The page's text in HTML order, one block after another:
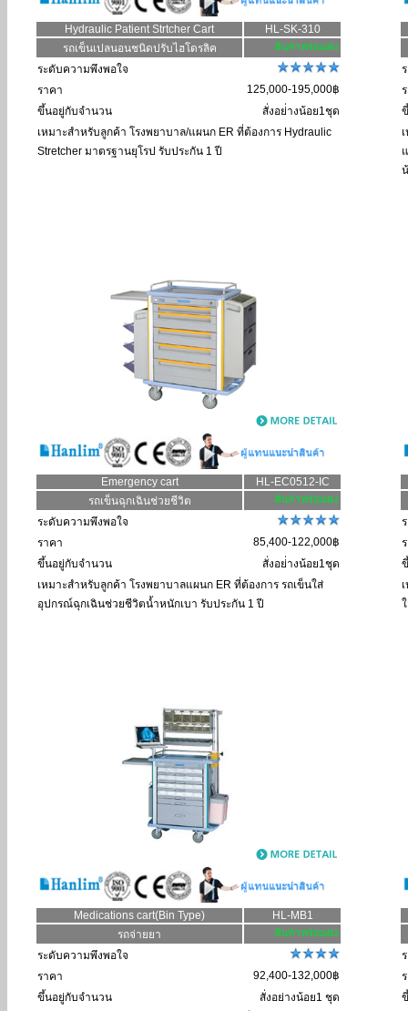
Hydraulic Patient Strtcher Cart
HL-SK-310
รถเข็นเปลนอนชนิดปรับไฮโดรลิค
ระดับความพึงพอใจ
ราคา
125,000-195,000฿
ขึ้นอยู่กับจำนวน
สั่งอย่่างน้อย1ชุด
เหมาะสำหรับลูกค้า โรงพยาบาล/แผนก ER ที่ต้องการ Hydraulic
Stretcher มาตรฐานยุโรป รับประกัน 1 ปี
Emergency cart
HL-EC0512-IC
รถเข็นฉุกเฉินช่วยชีวิต
ระดับความพึงพอใจ
ราคา
85,400-122,000฿
ขึ้นอยู่กับจำนวน
สั่งอย่่างน้อย1ชุด
เหมาะสำหรับลูกค้า โรงพยาบาลแผนก ER ที่ต้องการ รถเข็นใส่
อุปกรณ์ฉุกเฉินช่วยชีวิตน้ำหนักเบา รับประกัน 1 ปี
Medications cart(Bin Type)
HL-MB1
รถจ่ายยา
ระดับความพึงพอใจ
ราคา
92,400-132,000฿
ขึ้นอยู่กับจำนวน
สั่งอย่างน้อย1 ชุด